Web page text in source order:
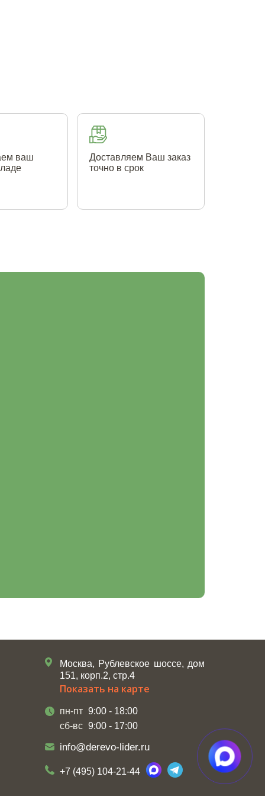
ваш
Доставляем Ваш заказ
точно в срок
Москва, Рублевское шоссе, дом
151, корп.2, стр.4
Показать на карте
пн-пт 9:00 - 18:00
сб-вс 9:00 - 17:00
info@derevo-lider.ru
+7 (495) 104-21-44